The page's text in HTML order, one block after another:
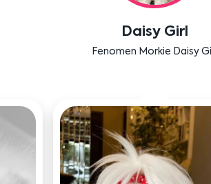
Labradoodle
Bensu Soral'ın dostu